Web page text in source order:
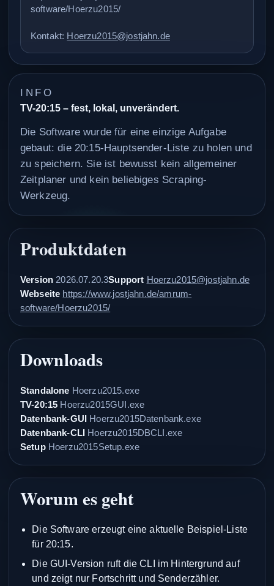
software/Hoerzu2015/
Kontakt: Hoerzu2015@jostjahn.de
INFO
TV-20:15 – fest, lokal, unverändert.
Die Software wurde für eine einzige Aufgabe
gebaut: die 20:15-Hauptsender-Liste zu holen und
zu speichern. Sie ist bewusst kein allgemeiner
Zeitplaner und kein beliebiges Scraping-
Werkzeug.
Produktdaten
Version 2026.07.20.3Support Hoerzu2015@jostjahn.de
Webseite https://www.jostjahn.de/amrum-
software/Hoerzu2015/
Downloads
Standalone Hoerzu2015.exe
TV-20:15 Hoerzu2015GUI.exe
Datenbank-GUI Hoerzu2015Datenbank.exe
Datenbank-CLI Hoerzu2015DBCLI.exe
SetupHoerzu2015Setup.exe
Worum es geht
Die Software erzeugt eine aktuelle Beispiel-Liste
für 20:15.
Die GUI-Version ruft die CLI im Hintergrund auf
und zeigt nur Fortschritt und Senderzähler.